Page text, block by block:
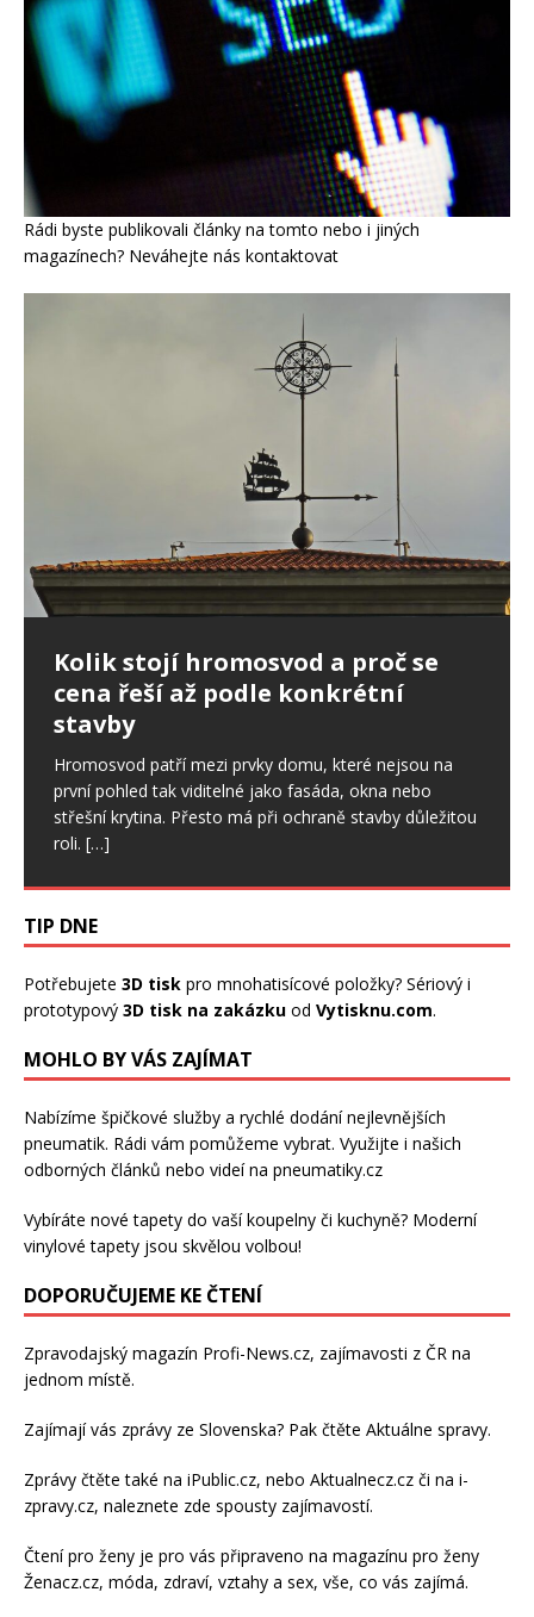
Rádi byste publikovali články na tomto nebo i jiných
magazínech? Neváhejte nás kontaktovat
Kolik stojí hromosvod a proč se
cena řeší až podle konkrétní
stavby
Hromosvod patří mezi prvky domu, které nejsou na
první pohled tak viditelné jako fasáda, okna nebo
střešní krytina. Přesto má při ochraně stavby důležitou
roli. […]
Ptáci ve fasádě: jak postupovat,
když poškodí zateplení domu
Drobné otvory ve fasádě se snadno přehlédnou. U
většího problému. Ptáci dokážou narušit omítku,
výztužnou vrstvu i samotnou izolaci.[…]
Nepřítel stres: Ovlivňuje i spánek,
svaly či zdraví ústní dutiny
Stres je sice běžnou součástí našich životů a v určité
míře je pro nás důležitý. Pokud však trvá dlouhodobě,
začíná ovlivňovat celý organismus, a to[…]
TIP DNE
Potřebujete 3D tisk pro mnohatisícové položky? Sériový i
prototypový 3D tisk na zakázku od Vytisknu.com.
MOHLO BY VÁS ZAJÍMAT
Nabízíme špičkové služby a rychlé dodánínejlevnějších
pneumatik. Rádi vám pomůžeme vybrat. Využijte i našich
odborných článků nebo videí na pneumatiky.cz
Vybíráte nové tapety do vaší koupelny či kuchyně? Moderní
vinylové tapety jsou skvělou volbou!
DOPORUČUJEME KE ČTENÍ
Zpravodajský magazín Profi-News.cz, zajímavosti z ČR na
jednom místě.
Zajímají vás zprávy ze Slovenska? Pak čtěte Aktuálne spravy.
Zprávy čtěte také na iPublic.cz, nebo Aktualnecz.cz či na i-
zpravy.cz, naleznete zde spousty zajímavostí.
Čtení pro ženy je pro vás připraveno na magazínu pro ženy
Ženacz.cz, móda, zdraví, vztahy a sex, vše, co vás zajímá.